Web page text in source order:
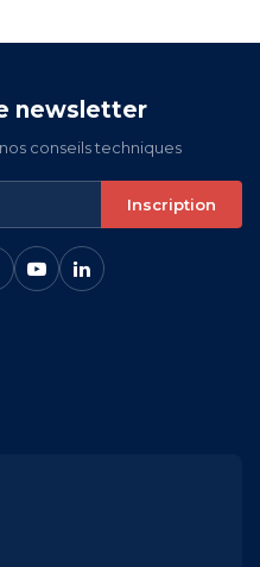
newsletter
conseils techniques
Inscription